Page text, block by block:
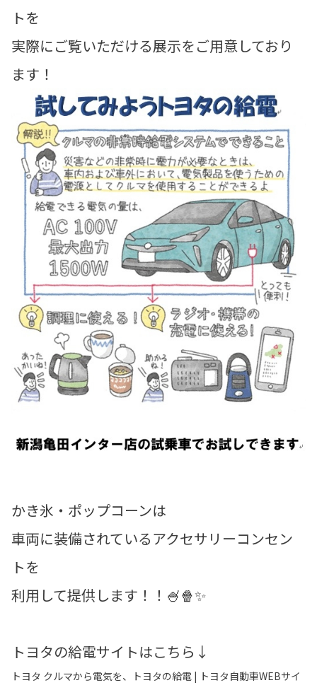
トを
実際にご覧いただける展示をご用意しており
ます！
かき氷・ポップコーンは
車両に装備されているアクセサリーコンセン
トを
利用して提供します！！🍧🍿✨
トヨタの給電サイトはこちら↓
トヨタ クルマから電気を、トヨタの給電 | トヨタ自動車WEBサイ